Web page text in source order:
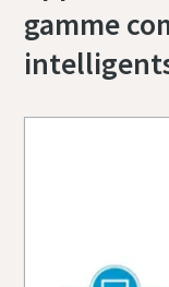
gamme